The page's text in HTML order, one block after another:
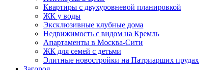
Квартиры с двухуровневой планировкой
ЖК у воды
Эксклюзивные клубные дома
Недвижимость с видом на Кремль
Апартаменты в Москва-Сити
ЖК для семей с детьми
Элитные новостройки на Патриарших прудах